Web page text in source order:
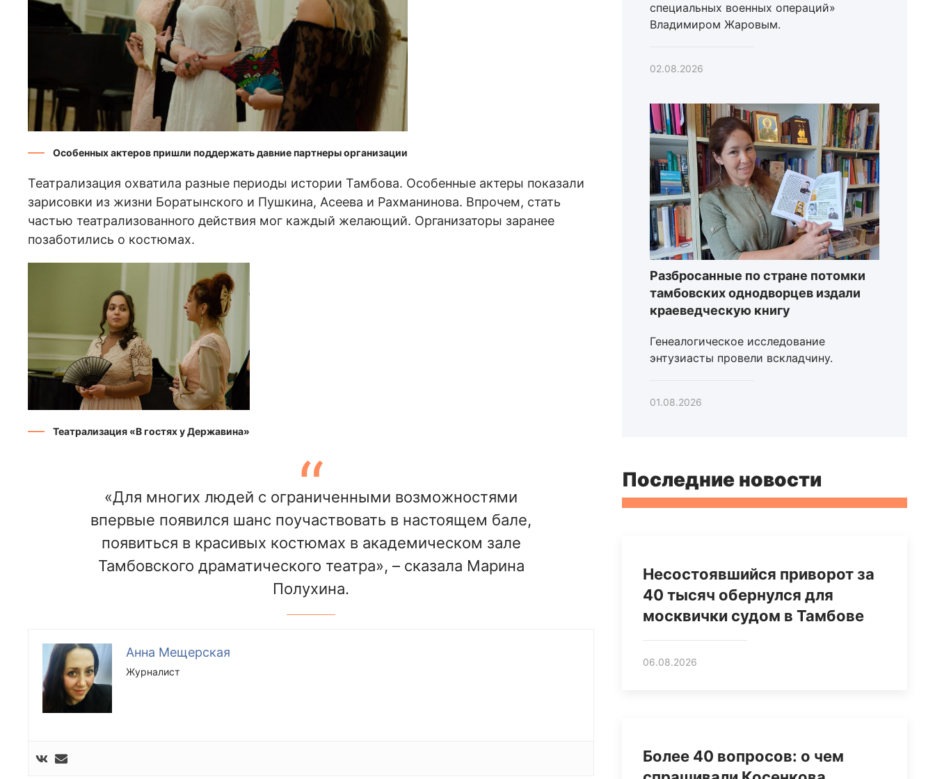
Особенных актеров пришли поддержать давние партнеры организации
Театрализация охватила разные периоды истории Тамбова. Особенные актеры показали
зарисовки из жизни Боратынского и Пушкина, Асеева и Рахманинова. Впрочем, стать
частью театрализованного действия мог каждый желающий. Организаторы заранее
позаботились о костюмах.
Театрализация «В гостях у Державина»
«Для многих людей с ограниченными возможностями
впервые появился шанс поучаствовать в настоящем бале,
появиться в красивых костюмах в академическом зале
Тамбовского драматического театра», – сказала Марина
Полухина.
Анна Мещерская
Журналист
специальных военных операций»
Владимиром Жаровым.
02.08.2026
Разбросанные по стране потомки
тамбовских однодворцев издали
краеведческую книгу
Генеалогическое исследование
энтузиасты провели вскладчину.
01.08.2026
Последние новости
Несостоявшийся приворот за
40 тысяч обернулся для
москвички судом в Тамбове
06.08.2026
Более 40 вопросов: о чем